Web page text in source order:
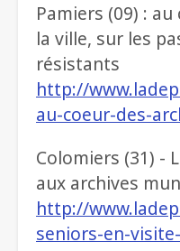
Pamiers (09) :
la ville, sur les
résistants
http://
au-coeur-des-
Colomiers (31) -
aux archives
http://
seniors-en-